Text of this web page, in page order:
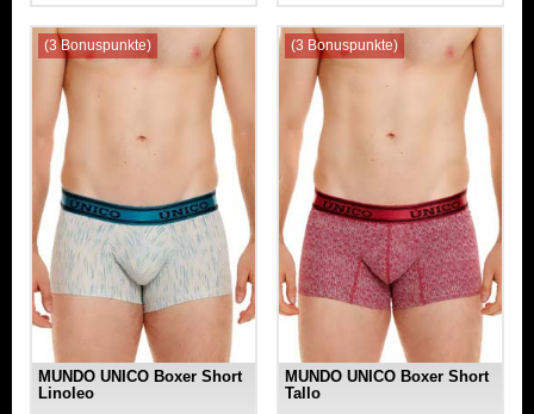
(3 Bonuspunkte)
MUNDO UNICO Boxer Short
Linoleo
(3 Bonuspunkte)
MUNDO UNICO Boxer Short
Tallo